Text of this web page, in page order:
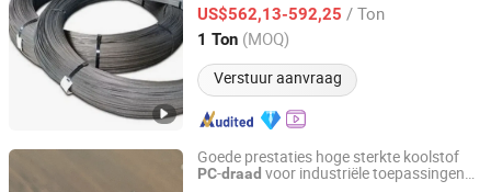
US$562,13-592,25 / Ton
1 Ton (MOQ)
Verstuur aanvraag
Tianjin, China Sinds 2024
Goede prestaties hoge sterkte koolstof
PC-draad voor industriële toepassingen
Yuanxian High Tech Materials Trading (Tianjin) Co., Ltd.